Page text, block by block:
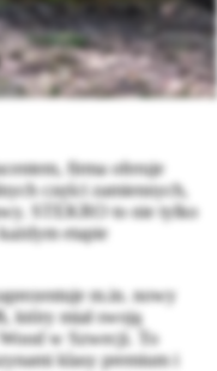
firma oferuje
części zamiennych,
STEKRO to nie tylko
etapie
m.in. nowy
, który miał swoją
w Szwecji. To
klasy premium i